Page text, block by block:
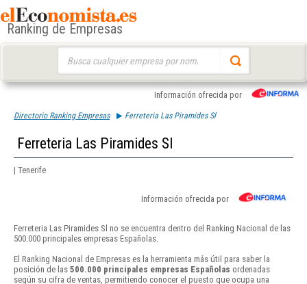
Ranking de Empresas
Información ofrecida por
Directorio Ranking Empresas Ferreteria Las Piramides Sl
Ferreteria Las Piramides Sl
| Tenerife
Información ofrecida por
Ferreteria Las Piramides Sl no se encuentra dentro del Ranking Nacional de las
500.000 principales empresas Españolas.
El Ranking Nacional de Empresas es la herramienta más útil para saber la
posición de las 500.000 principales empresas Españolas ordenadas
según su cifra de ventas, permitiendo conocer el puesto que ocupa una